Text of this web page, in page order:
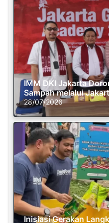
IMM DKI Jakarta
Sampah melalui
28/07/2026
Inisiasi Gerakan